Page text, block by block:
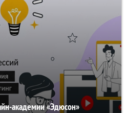
академии «Эдюсон»